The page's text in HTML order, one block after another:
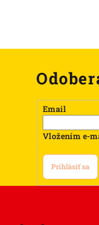
Email
Vložením e-
Prihlásiť sa